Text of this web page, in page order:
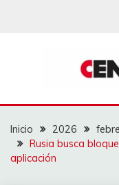
Inicio 2026
Rusia busca
aplicación